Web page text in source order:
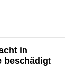
in
beschädigt